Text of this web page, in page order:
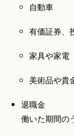
自動車
有価証券、
家具や家電
美術品や貴
退職金
働いた期間の